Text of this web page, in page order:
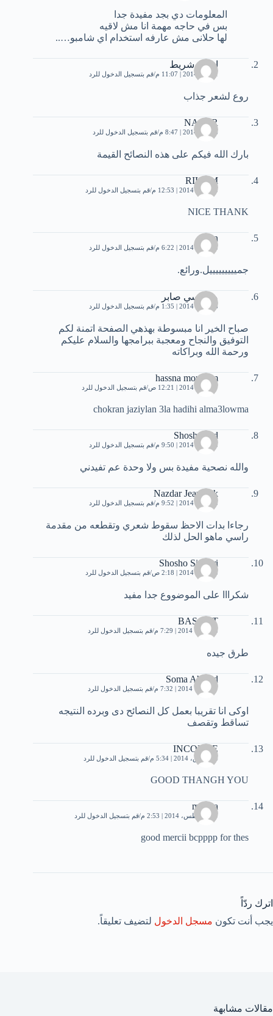
المعلومات دي بجد مفيدة جدا
بس في حاجه مهمة انا مش لاقيه
لها حلانى مش عارفه استخدام اي شامبو…..
ايهاب شريط
1 يناير، 2014 | 11:07 م قم بتسجيل الدخول للرد
روع لشعر جذاب
NACER
6 يناير، 2014 | 8:47 م قم بتسجيل الدخول للرد
بارك الله فيكم على هذه النصائح القيمة
RIHAM
10 يناير، 2014 | 12:53 م قم بتسجيل الدخول للرد
NICE THANK
afnan
15 يناير، 2014 | 6:22 م قم بتسجيل الدخول للرد
جميييييييييل.ورائع.
منار سي صابر
16 يناير، 2014 | 1:35 م قم بتسجيل الدخول للرد
صباح الخير انا مبسوطة بهذهي الصفحة اتمنة لكم
التوفيق والنجاح ومعجبة ببرامجها والسلام عليكم
ورحمة الله وبراكاته
hassna moukrim
17 يناير، 2014 | 12:21 ص قم بتسجيل الدخول للرد
chokran jaziylan 3la hadihi alma3lowma
Shosho Eid
23 يناير، 2014 | 9:50 م قم بتسجيل الدخول للرد
والله نصحية مفيدة بس ولا وحدة عم تفيدني
Nazdar Jeawook
23 يناير، 2014 | 9:52 م قم بتسجيل الدخول للرد
رجاءا بدات الاحظ سقوط شعري وتقطعه من مقدمة
راسي ماهو الحل لذلك
Shosho Siungri
25 يناير، 2014 | 2:18 ص قم بتسجيل الدخول للرد
شكرااا على الموضووع جدا مفيد
BASANT
3 فبراير، 2014 | 7:29 م قم بتسجيل الدخول للرد
طرق جيده
Soma Ahmed
7 فبراير، 2014 | 7:32 م قم بتسجيل الدخول للرد
اوكى انا تقريبا بعمل كل النصائح دى وبرده النتيجه
تساقط وتقصف
INCONUE
14 مارس، 2014 | 5:34 م قم بتسجيل الدخول للرد
GOOD THANGH YOU
marwa
29 أغسطس، 2014 | 2:53 م قم بتسجيل الدخول للرد
good mercii bcpppp for thes
اترك ردّاً
يجب أنت تكون مسجل الدخول لتضيف تعليقاً.
مقالات مشابهة